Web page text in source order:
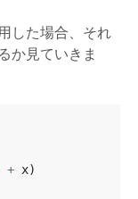
した場合、それ
か見ていきま
+